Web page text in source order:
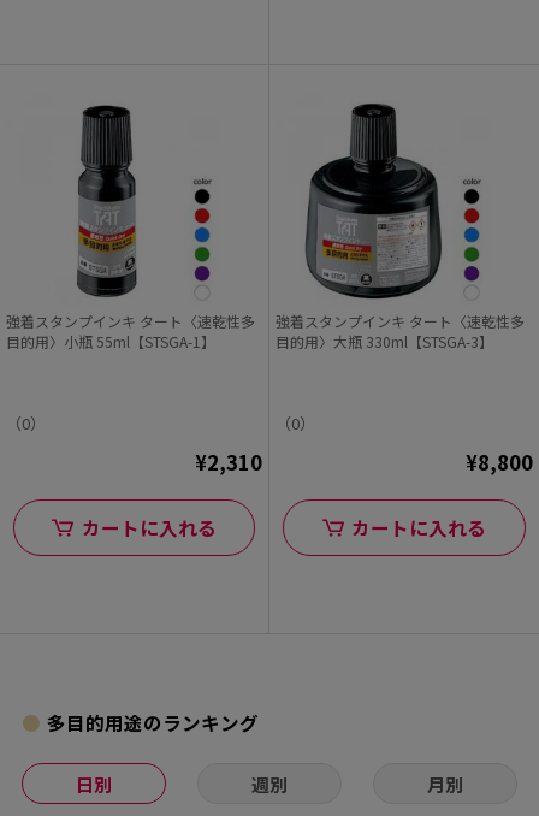
強着スタンプインキ タート〈速乾性多
目的用〉小瓶 55ml【STSGA-1】
（0）
¥2,310
カートに入れる
強着スタンプインキ タート〈速乾性多
目的用〉大瓶 330ml【STSGA-3】
（0）
¥8,800
カートに入れる
多目的用途のランキング
日別 週別 月別